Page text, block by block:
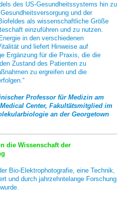
des US-Gesundheitssystems hin zu
und der
als wissenschaftliche Größe
einzuführen und zu nutzen.
in den verschiedenen
und liefert Hinweise auf
Ergänzung für die Praxis, die die
Zustand des Patienten zu
zu ergreifen und die
Professor für Medizin am
Center, Fakultätsmitglied im
an der Georgetown
die Wissenschaft der
Bio-Elektrophotografie, eine Technik,
und durch jahrzehntelange Forschung